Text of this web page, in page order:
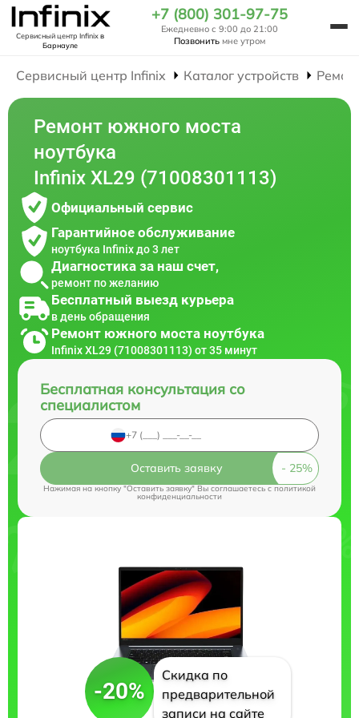
Сервисный центр Infinixв
Барнауле
+7 (800) 301-97-75
Ежедневно с 9:00 до 21:00
Позвонить мне утром
Сервисный центр Infinix Каталог устройств
Ремонт южного моста
ноутбука
Infinix XL29 (71008301113)
Официальный сервис
Гарантийное обслуживание
ноутбука Infinix до 3 лет
Диагностика за наш счет,
ремонт по желанию
Бесплатный выезд курьера
в день обращения
Ремонт южного моста ноутбука
Infinix XL29 (71008301113) от 35 минут
Бесплатная консультация со
специалистом
Оставить заявку
Нажимая на кнопку "Оставить заявку" Вы соглашаетесь cполитикой
конфиденциальности
-20%
Скидка по
предварительной
записи на сайте